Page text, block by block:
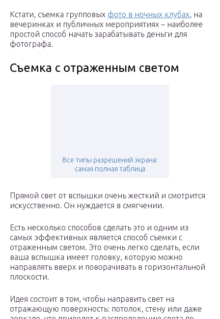
Кстати, съемка групповых фото в ночных клубах, на
вечеринках и публичных мероприятиях – наиболее
простой способ начать зарабатывать деньги для
фотографа.
Съемка с отраженным светом
Все типы разрешений экрана:
самая полная таблица
Прямой свет от вспышки очень жесткий и смотрится
искусственно. Он нуждается в смягчении.
Есть несколько способов сделать это и одним из
самых эффективных является способ съемки с
отраженным светом. Это очень легко сделать, если
ваша вспышка имеет головку, которую можно
направлять вверх и поворачивать в горизонтальной
плоскости.
Идея состоит в том, чтобы направить свет на
отражающую поверхность: потолок, стену или даже